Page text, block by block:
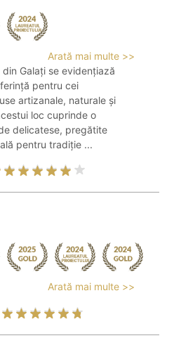
Arată mai multe >>
Galați se evidențiază
pentru cei
artizanale, naturale și
loc cuprinde o
delicatese, pregătite
pentru tradiție ...
Arată mai multe >>